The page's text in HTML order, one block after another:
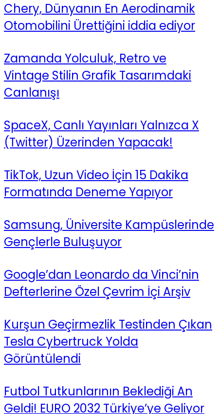
Chery, Dünyanın En Aerodinamik
Otomobilini Ürettiğini iddia ediyor
Zamanda Yolculuk, Retro ve
Vintage Stilin Grafik Tasarımdaki
Canlanışı
SpaceX, Canlı Yayınları Yalnızca X
(Twitter) Üzerinden Yapacak!
TikTok, Uzun Video İçin 15 Dakika
Formatında Deneme Yapıyor
Samsung, Üniversite Kampüslerinde
Gençlerle Buluşuyor
Google’dan Leonardo da Vinci’nin
Defterlerine Özel Çevrim İçi Arşiv
Kurşun Geçirmezlik Testinden Çıkan
Tesla Cybertruck Yolda
Görüntülendi
Futbol Tutkunlarının Beklediği An
Geldi! EURO 2032 Türkiye’ye Geliyor